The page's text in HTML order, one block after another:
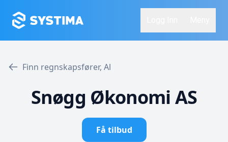
Finn regnskapsfører, Al
Snøgg Økonomi AS
Få tilbud